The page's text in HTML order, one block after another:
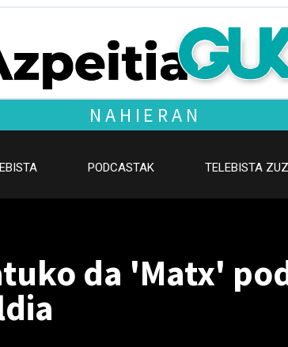
NAHIERAN
PODCASTAK TELEBISTA
da 'Matx'